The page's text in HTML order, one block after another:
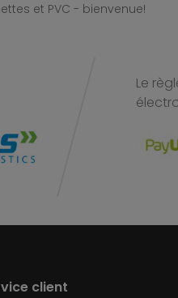
et PVC - bienvenue!
Le
client